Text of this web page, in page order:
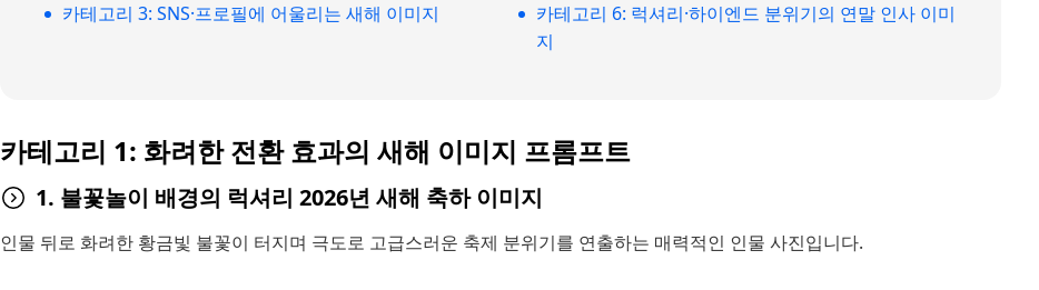
카테고리 3: SNS·프로필에 어울리는 새해 이미지
카테고리 6: 럭셔리·하이엔드 분위기의 연말 인사 이미
지
카테고리 1: 화려한 전환 효과의 새해 이미지 프롬프트
1. 불꽃놀이 배경의 럭셔리 2026년 새해 축하 이미지
인물 뒤로 화려한 황금빛 불꽃이 터지며 극도로 고급스러운 축제 분위기를 연출하는 매력적인 인물 사진입니다.